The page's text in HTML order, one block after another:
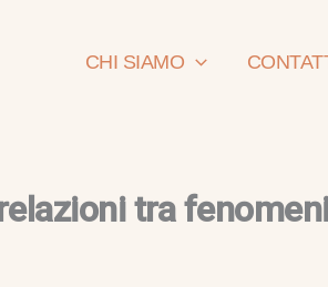
CHI SIAMO
tra